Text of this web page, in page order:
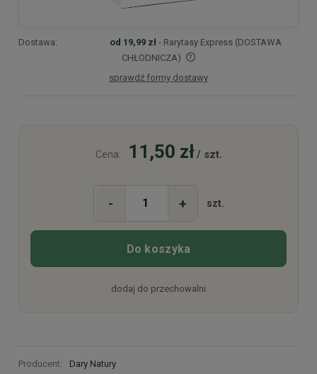
Dostawa: od 19,99 zł - Rarytasy Express (DOSTAWA
CHŁODNICZA)
Cena nie zawiera ewentualnych kosztów płatności
sprawdź formy dostawy
Cena: 11,50 zł/ szt.
- + szt.
Do koszyka
dodaj do przechowalni
Producent: Dary Natury